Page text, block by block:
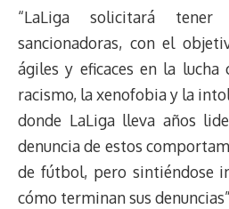
“LaLiga solicitará tener
sancionadoras, con el
ágiles y eficaces en la
racismo, la xenofobia y la
donde LaLiga lleva años
denuncia de estos
de fútbol, pero sintiéndose
cómo terminan sus